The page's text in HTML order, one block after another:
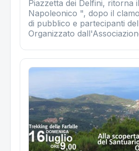
Piazzetta dei Delfini, ritorna
Napoleonico ", dopo il
di pubblico e partecipanti
Organizzato